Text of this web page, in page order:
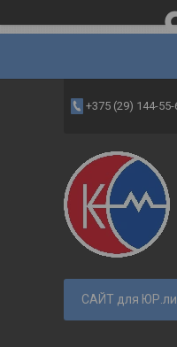
+375 (29) 144-55-
САЙТ для